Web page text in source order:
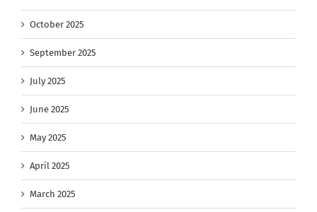
October 2025
September 2025
July 2025
June 2025
May 2025
April 2025
March 2025